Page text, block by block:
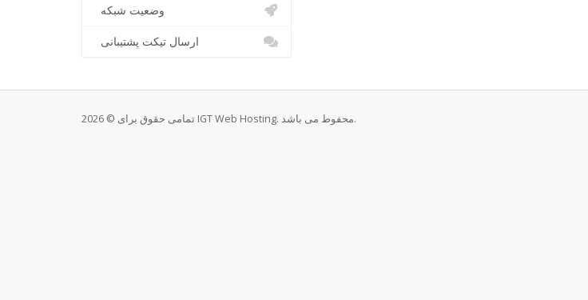
وضعیت شبکه
ارسال تیکت پشتیبانی
تمامی حقوق برای © 2026 IGT Web Hosting. محفوط می باشد.